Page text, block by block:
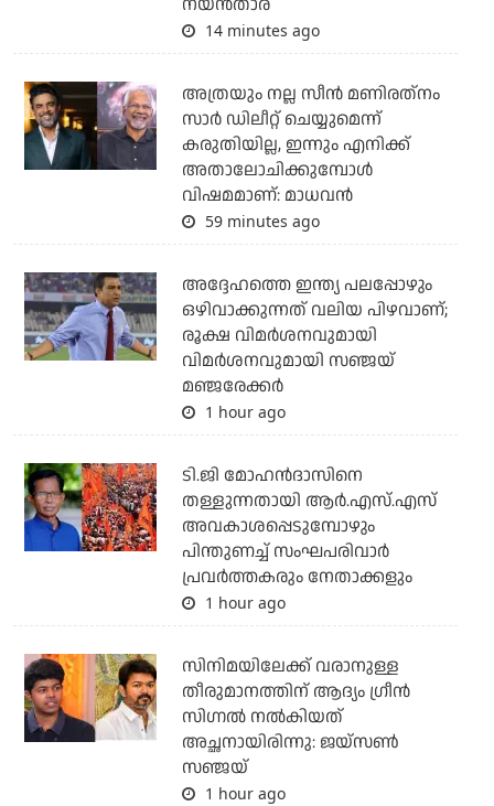
14 minutes ago
അത്രയും നല്ല സീന്‍ മണിരത്‌നം
സാര്‍ ഡിലീറ്റ് ചെയ്യുമെന്ന്
കരുതിയില്ല, ഇന്നും എനിക്ക്
അതാലോചിക്കുമ്പോള്‍
വിഷമമാണ്: മാധവന്‍
59 minutes ago
അദ്ദേഹത്തെ ഇന്ത്യ പലപ്പോഴും
ഒഴിവാക്കുന്നത് വലിയ പിഴവാണ്;
രൂക്ഷ വിമര്‍ശനവുമായി
വിമര്‍ശനവുമായി സഞ്ജയ്
മഞ്ജരേക്കര്‍
1 hour ago
ടി.ജി മോഹന്‍ദാസിനെ
തള്ളുന്നതായി ആര്‍.എസ്.എസ്
അവകാശപ്പെടുമ്പോഴും
പിന്തുണച്ച് സംഘപരിവാര്‍
പ്രവര്‍ത്തകരും നേതാക്കളും
1 hour ago
സിനിമയിലേക്ക് വരാനുള്ള
തീരുമാനത്തിന് ആദ്യം ഗ്രീൻ
സിഗ്നൽ നൽകിയത്
അച്ഛനായിരിന്നു: ജയ്സൺ
സഞ്ജയ്
1 hour ago